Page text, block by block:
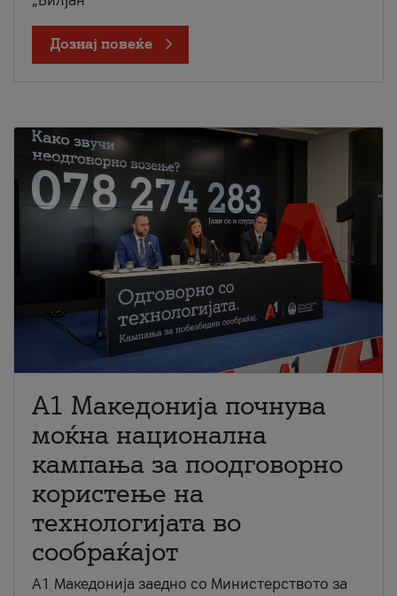
Дознај повеќе
A1 Македонија почнува
моќна национална
кампања за поодговорно
користење на
технологијата во
сообраќајот
A1 Македонија заедно со Министерството за